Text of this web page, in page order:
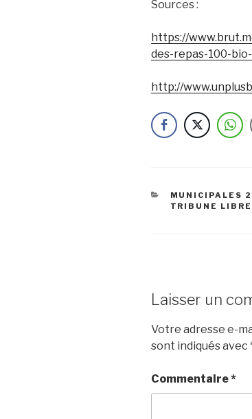
Sources :
https://
des-repas-100-
http://
CATÉGORIES
MUNICIPALES
TRIBUNE LIBRE
Laisser un
Votre adresse e-
sont indiqués avec
Commentaire*